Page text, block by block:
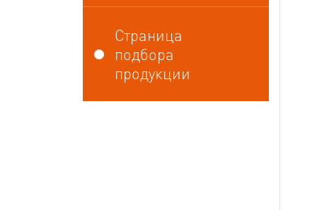
Страница
подбора
продукции